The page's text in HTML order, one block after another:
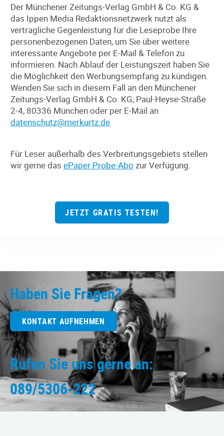
Der Münchener Zeitungs-Verlag GmbH & Co. KG &
das Ippen Media Redaktionsnetzwerk nutzt als
vertragliche Gegenleistung für die Leseprobe Ihre
personenbezogenen Daten, um Sie über weitere
interessante Angebote per E-Mail & Telefon zu
informieren. Nach Ablauf der Leistungszeit haben Sie
die Möglichkeit den Werbungsempfang zu kündigen.
Wenden Sie sich in diesem Fall an den Münchener
Zeitungs-Verlag GmbH & Co. KG, Paul-Heyse-Straße
2-4, 80336 München oder per E-Mail an
datenschutz@merkurtz.de
Für Leser außerhalb des Verbreitungsgebiets stellen
wir gerne das ePaper Probe-Abo zur Verfügung.
JETZT GRATIS TESTEN!
Haben Sie Fragen?
KONTAKT AUFNEHMEN
Rufen Sie uns gerne an:
089/5306-222